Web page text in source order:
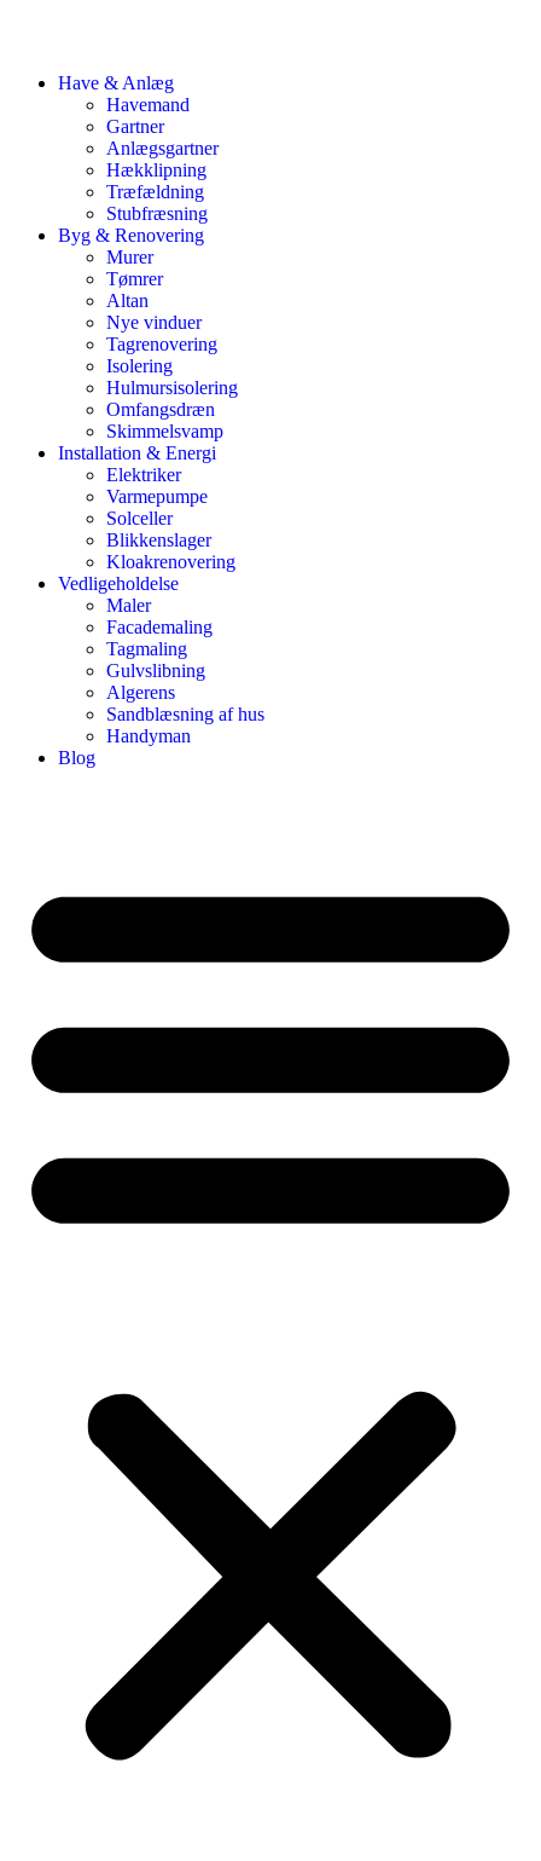
Have & Anlæg
Havemand
Gartner
Anlægsgartner
Hækklipning
Træfældning
Stubfræsning
Byg & Renovering
Murer
Tømrer
Altan
Nye vinduer
Tagrenovering
Isolering
Hulmursisolering
Omfangsdræn
Skimmelsvamp
Installation & Energi
Elektriker
Varmepumpe
Solceller
Blikkenslager
Kloakrenovering
Vedligeholdelse
Maler
Facademaling
Tagmaling
Gulvslibning
Algerens
Sandblæsning af hus
Handyman
Blog